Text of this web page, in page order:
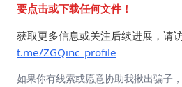
要点击或下载任何文件！
获取更多信息或关注后续进展，请
t.me/ZGQinc_profile
如果你有线索或愿意协助我揪出骗子